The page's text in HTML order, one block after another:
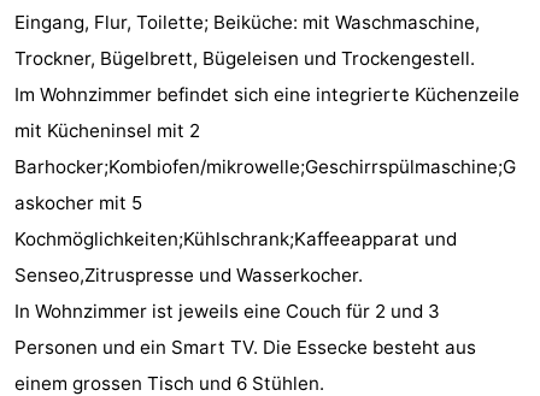
&
tun
-
Museen
-
Galerien
-
Denkmäler
-
Kirchen
-
Leuchtturme
-
Aussichtspunkte
Attraktionen
Eingang, Flur, Toilette; Beiküche: mit Waschmaschine,
Trockner, Bügelbrett, Bügeleisen und Trockengestell.
Im Wohnzimmer befindet sich eine integrierte Küchenzeile
mit Kücheninsel mit 2
Barhocker;Kombiofen/mikrowelle;Geschirrspülmaschine;G
askocher mit 5
Kochmöglichkeiten;Kühlschrank;Kaffeeapparat und
Senseo,Zitruspresse und Wasserkocher.
In Wohnzimmer ist jeweils eine Couch für 2 und 3
Personen und ein Smart TV. Die Essecke besteht aus
einem grossen Tisch und 6 Stühlen.